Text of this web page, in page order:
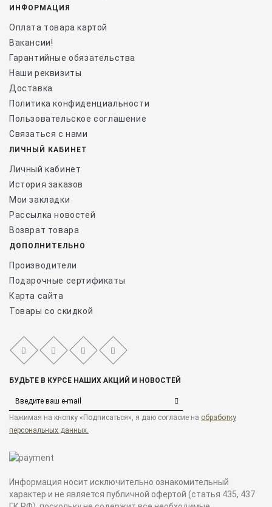
ИНФОРМАЦИЯ
Оплата товара картой
Вакансии!
Гарантийные обязательства
Наши реквизиты
Доставка
Политика конфиденциальности
Пользовательское соглашение
Связаться с нами
ЛИЧНЫЙ КАБИНЕТ
Личный кабинет
История заказов
Мои закладки
Рассылка новостей
Возврат товара
ДОПОЛНИТЕЛЬНО
Производители
Подарочные сертификаты
Карта сайта
Товары со скидкой
БУДЬТЕ В КУРСЕ НАШИХ АКЦИЙ И НОВОСТЕЙ
Нажимая на кнопку «Подписаться», я даю cогласие на обработку
персональных данных.
Информация носит исключительно ознакомительный
характер и не является публичной офертой (статья 435, 437